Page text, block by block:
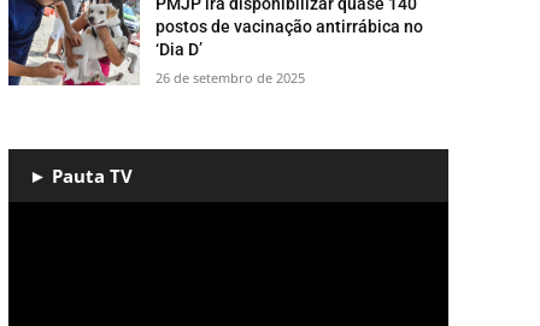
PMJP irá disponibilizar quase 140
postos de vacinação antirrábica no
‘Dia D’
26 de setembro de 2025
► Pauta TV